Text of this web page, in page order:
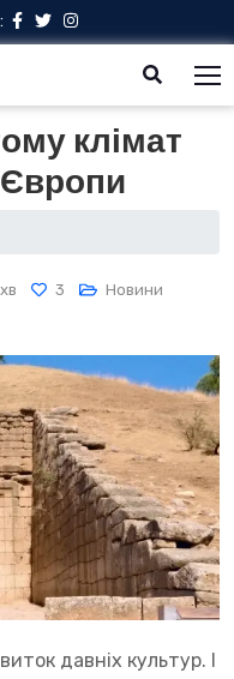
клімат
Європи
3
Новини
давніх культур. І